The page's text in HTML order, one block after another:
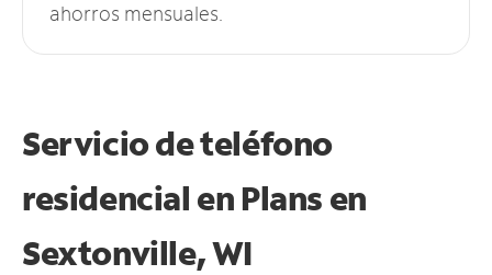
ahorros mensuales.
Servicio de teléfono
residencial en Plans en
Sextonville, WI